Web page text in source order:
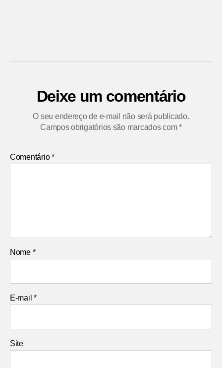
Deixe um comentário
O seu endereço de e-mail não será publicado.
Campos obrigatórios são marcados com*
Comentário*
Nome *
E-mail*
Site